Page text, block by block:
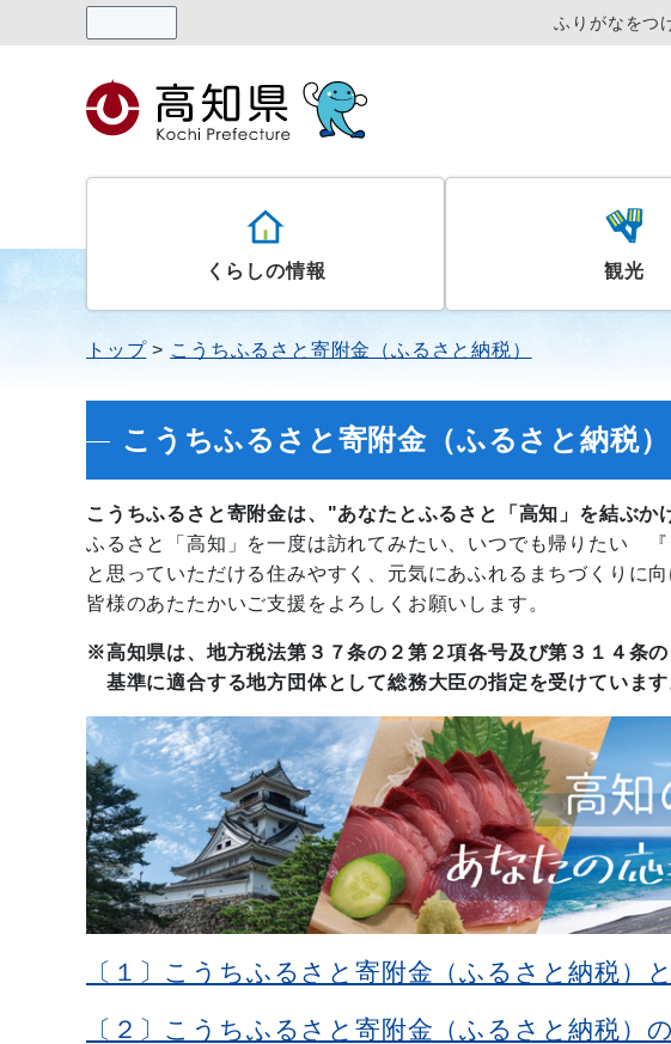
ふりがなをつ
くらしの情報 観光
トップ こうちふるさと寄附金（ふるさと納税）
こうちふるさと寄附金（ふるさと納税）
こうちふるさと寄附金は、"あなたとふるさと「高知」を結ぶか
ふるさと「高知」を一度は訪れてみたい、いつでも帰りたい 『
と思っていただける住みやすく、元気にあふれるまちづくりに向
皆様のあたたかいご支援をよろしくお願いします。
※高知県は、地方税法第３７条の２第２項各号及び第３１４条
基準に適合する地方団体として総務大臣の指定を受けています
〔１〕こうちふるさと寄附金（ふるさと納税）
〔２〕こうちふるさと寄附金（ふるさと納税）